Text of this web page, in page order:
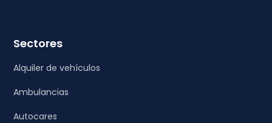
Sectores
Alquiler de vehículos
Ambulancias
Autocares